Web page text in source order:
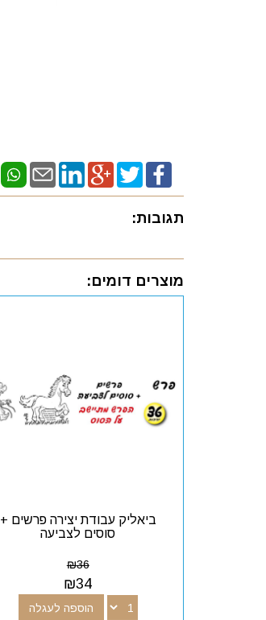
תגובות:
מוצרים דומים:
ביאליק עבודת יצירה פרשים +
סוסים לצביעה
₪36
₪34
הוספה לעגלה